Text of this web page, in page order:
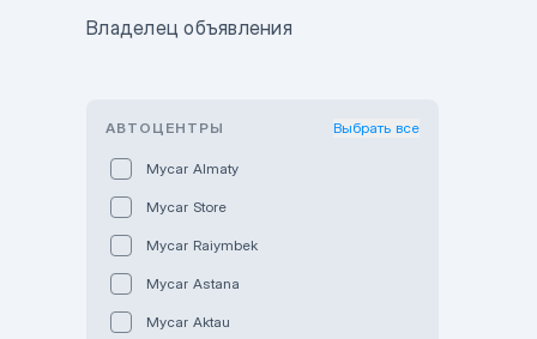
Владелец объявления
АВТОЦЕНТРЫ Выбрать все
Mycar Almaty
Mycar Store
Mycar Raiymbek
Mycar Astana
Mycar Aktau